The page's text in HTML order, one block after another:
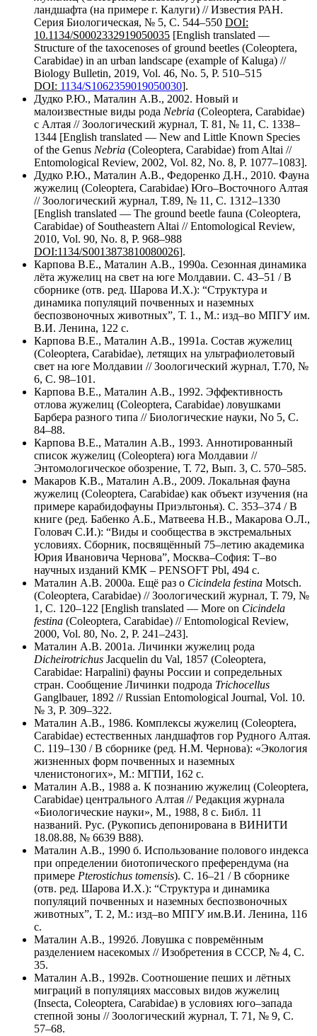
ландшафта (на примере г. Калуги) // Известия РАН.
Серия Биологическая, № 5, С. 544–550 DOI:
10.1134/S0002332919050035 [English translated —
Structure of the taxocenoses of ground beetles (Coleoptera,
Carabidae) in an urban landscape (example of Kaluga) //
Biology Bulletin, 2019, Vol. 46, No. 5, P. 510–515
DOI: 1134/S1062359019050030].
Дудко Р.Ю., Маталин А.В., 2002. Новый и
малоизвестные виды рода Nebria (Coleoptera, Carabidae)
с Алтая // Зоологический журнал, Т. 81, № 11, С. 1338–
1344 [English translated — New and Little Known Species
of the Genus Nebria (Coleoptera, Carabidae) from Altai //
Entomological Review, 2002, Vol. 82, No. 8, P. 1077–1083].
Дудко Р.Ю., Маталин А.В., Федоренко Д.Н., 2010. Фауна
жужелиц (Coleoptera, Carabidae) Юго–Восточного Алтая
// Зоологический журнал, Т.89, № 11, С. 1312–1330
[English translated — The ground beetle fauna (Coleoptera,
Carabidae) of Southeastern Altai // Entomological Review,
2010, Vol. 90, No. 8, P. 968–988
DOI:1134/S0013873810080026].
Карпова В.Е., Маталин А.В., 1990а. Сезонная динамика
лёта жужелиц на свет на юге Молдавии. С. 43–51 / В
сборнике (отв. ред. Шарова И.Х.): “Структура и
динамика популяций почвенных и наземных
беспозвоночных животных”, Т. 1., М.: изд–во МПГУ им.
В.И. Ленина, 122 с.
Карпова В.Е., Маталин А.В., 1991а. Состав жужелиц
(Coleoptera, Carabidae), летящих на ультрафиолетовый
свет на юге Молдавии // Зоологический журнал, Т.70, №
6, С. 98–101.
Карпова В.Е., Маталин А.В., 1992. Эффективность
отлова жужелиц (Coleoptera, Carabidae) ловушками
Барбера разного типа // Биологические науки, No 5, С.
84–88.
Карпова В.Е., Маталин А.В., 1993. Аннотированный
список жужелиц (Coleoptera) юга Молдавии //
Энтомологическое обозрение, Т. 72, Вып. 3, С. 570–585.
Макаров К.В., Маталин А.В., 2009. Локальная фауна
жужелиц (Coleoptera, Carabidae) как объект изучения (на
примере карабидофауны Приэльтонья). С. 353–374 / В
книге (ред. Бабенко А.Б., Матвеева Н.В., Макарова О.Л.,
Головач С.И.): “Виды и сообщества в экстремальных
условиях. Сборник, посвящённый 75–летию академика
Юрия Ивановича Чернова”, Москва–София: Т–во
научных изданий КМК – PENSOFT Pbl, 494 с.
Маталин А.В. 2000а. Ещё раз о Cicindela festina Motsch.
(Coleoptera, Carabidae) // Зоологический журнал, Т. 79, №
1, С. 120–122 [English translated — More on Cicindela
festina (Coleoptera, Carabidae) // Entomological Review,
2000, Vol. 80, No. 2, P. 241–243].
Маталин А.В. 2001а. Личинки жужелиц рода
Dicheirotrichus Jacquelin du Val, 1857 (Coleoptera,
Carabidae: Harpalini) фауны России и сопредельных
стран. Сообщение Личинки подрода Trichocellus
Ganglbauer, 1892 // Russian Entomological Journal, Vol. 10.
№ 3, P. 309–322.
Маталин А.В., 1986. Комплексы жужелиц (Coleoptera,
Carabidae) естественных ландшафтов гор Рудного Алтая.
С. 119–130 / В сборнике (ред. Н.М. Чернова): «Экология
жизненных форм почвенных и наземных
членистоногих», М.: МГПИ, 162 с.
Маталин А.В., 1988 а. К познанию жужелиц (Coleoptera,
Carabidae) центрального Алтая // Редакция журнала
«Биологические науки», М., 1988, 8 с. Библ. 11
названий. Рус. (Рукопись депонирована в ВИНИТИ
18.08.88, № 6639 В88).
Маталин А.В., 1990 б. Использование полового индекса
при определении биотопического преферендума (на
примере Pterostichus tomensis). С. 16–21 / В сборнике
(отв. ред. Шарова И.Х.): “Структура и динамика
популяций почвенных и наземных беспозвоночных
животных”, Т. 2, М.: изд–во МПГУ им.В.И. Ленина, 116
с.
Маталин А.В., 1992б. Ловушка с повремённым
разделением насекомых // Изобретения в СССР, № 4, С.
35.
Маталин А.В., 1992в. Соотношение пеших и лётных
миграций в популяциях массовых видов жужелиц
(Insecta, Coleoptera, Carabidae) в условиях юго–запада
степной зоны // Зоологический журнал, Т. 71, № 9, С.
57–68.